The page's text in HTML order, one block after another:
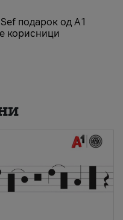
подарок од А1
корисници